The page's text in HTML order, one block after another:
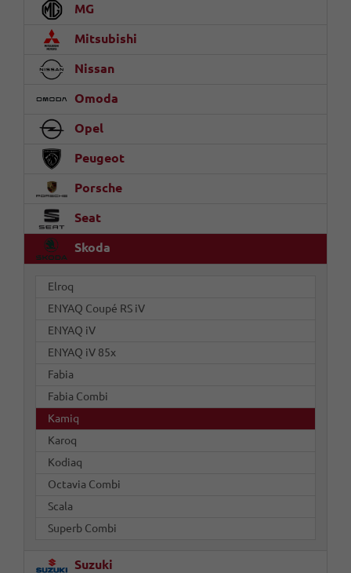
MG
Mitsubishi
Nissan
Omoda
Opel
Peugeot
Porsche
Seat
Skoda
Elroq
ENYAQ Coupé RS iV
ENYAQ iV
ENYAQ iV 85x
Fabia
Fabia Combi
Kamiq
Karoq
Kodiaq
Octavia Combi
Scala
Superb Combi
Suzuki